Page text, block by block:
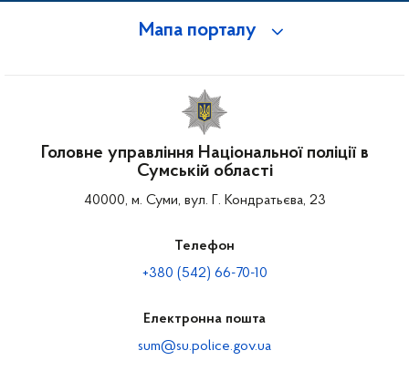
Мапа порталу
Головне управління Національної поліції в
Сумській області
40000, м. Суми, вул. Г. Кондратьєва, 23
Телефон
+380 (542) 66-70-10
Електронна пошта
sum@su.police.gov.ua